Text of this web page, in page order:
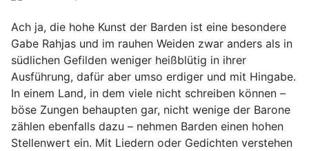
Ach ja, die hohe Kunst der Barden ist eine besondere
Gabe Rahjas und im rauhen Weiden zwar anders als in
südlichen Gefilden weniger heißblütig in ihrer
Ausführung, dafür aber umso erdiger und mit Hingabe.
In einem Land, in dem viele nicht schreiben können –
böse Zungen behaupten gar, nicht wenige der Barone
zählen ebenfalls dazu – nehmen Barden einen hohen
Stellenwert ein. Mit Liedern oder Gedichten verstehen